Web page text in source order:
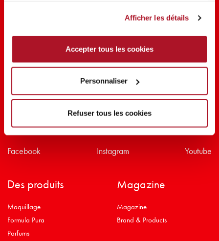
Afficher les détails
Accepter tous les cookies
Personnaliser
Refuser tous les cookies
Suivez-nous sur
Facebook Instagram Youtube
Des produits
Maquillage
Formula Pura
Parfums
Magazine
Magazine
Brand & Products